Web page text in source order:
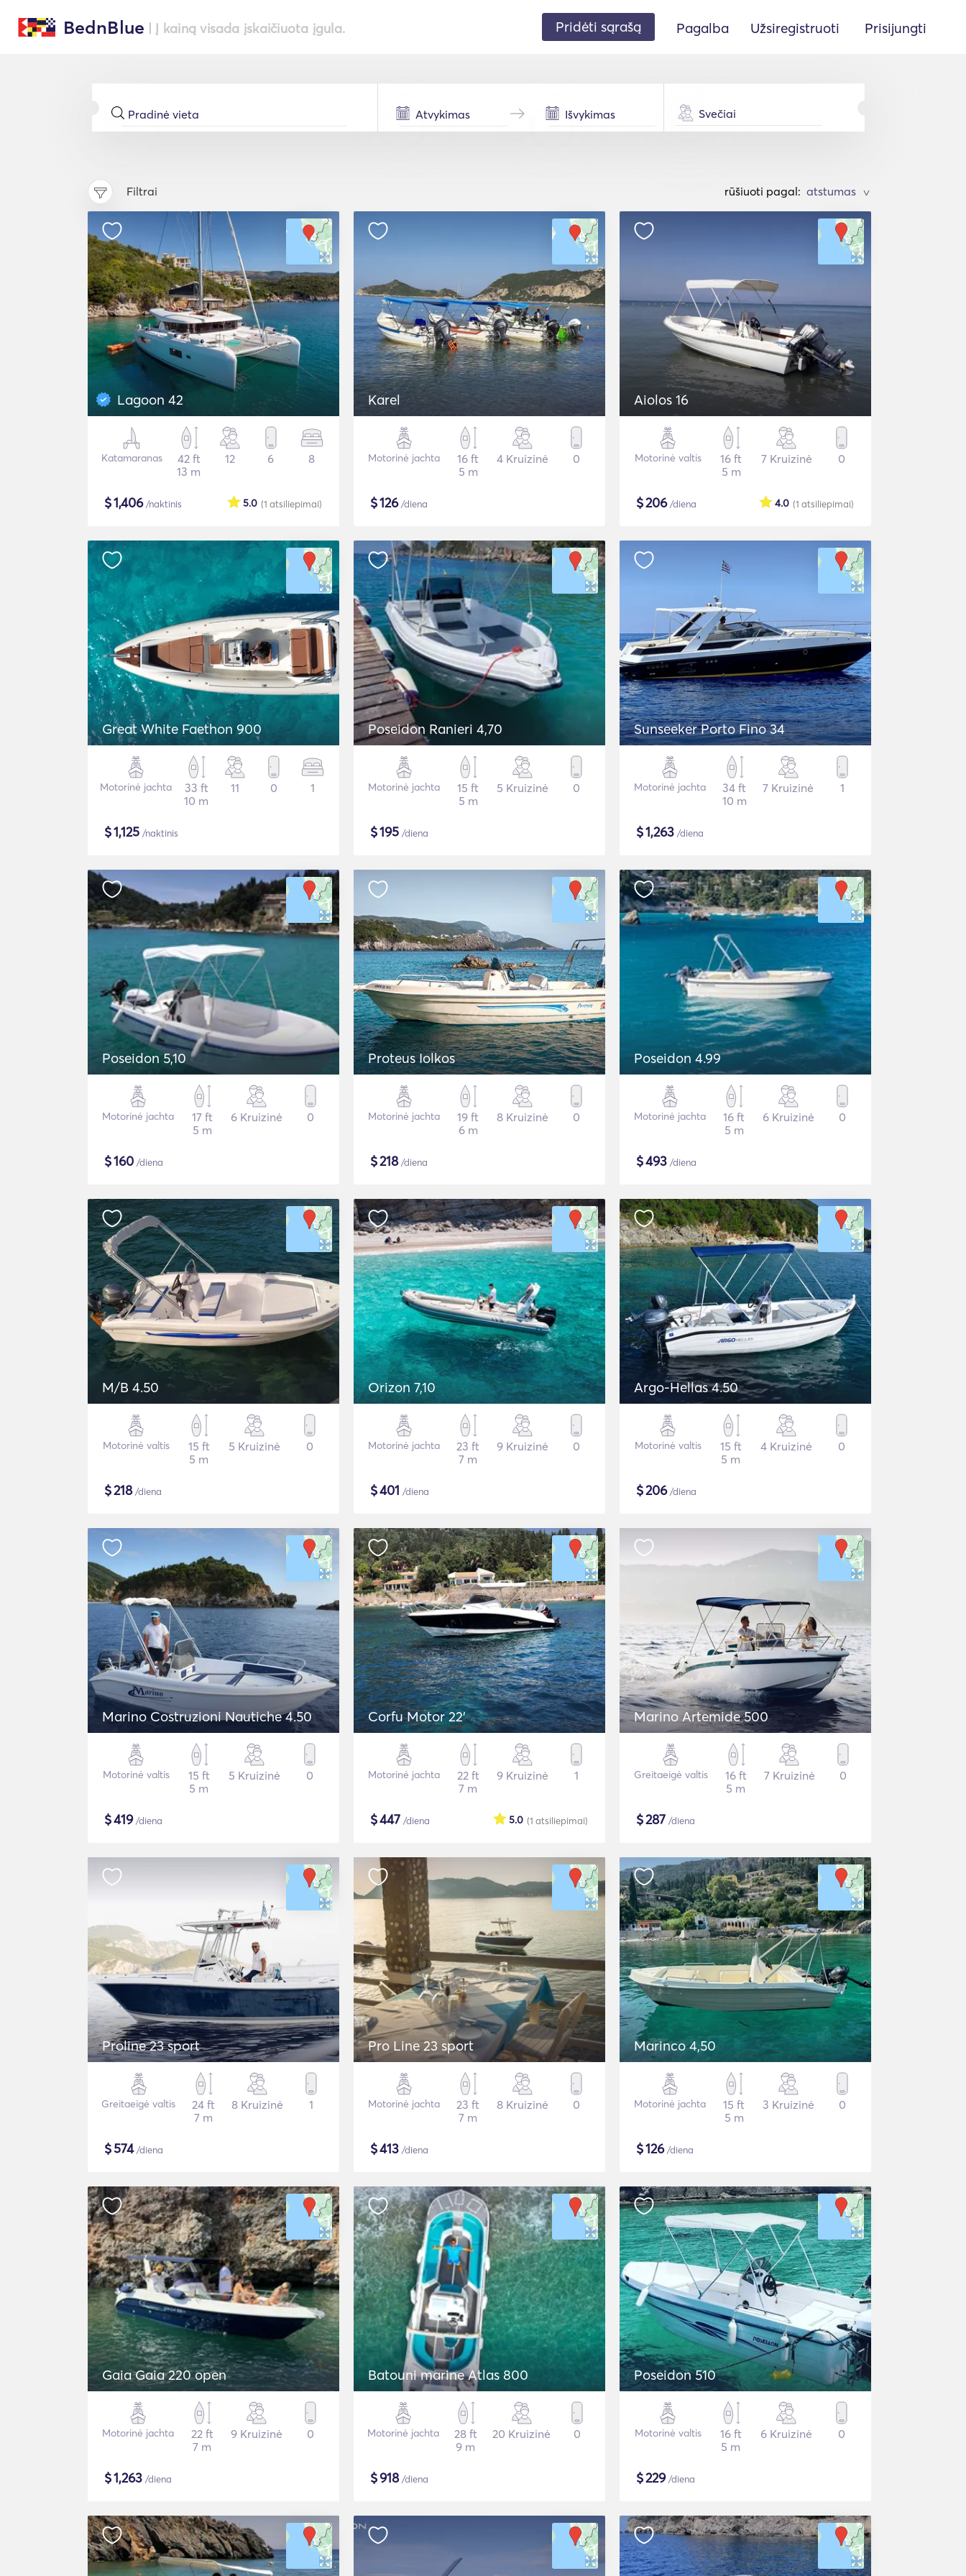
BednBlue | Į kainą visada įskaičiuota įgula. Pridėti sąrašą Pagalba Užsiregistruoti Prisijungti
Svečiai
Filtrai rūšiuoti pagal: >
Lagoon 42
Katamaranas
42 ft
13 m
12 6 8
$1,406/naktinis (1 atsiliepimai)
5.0
Karel
Motorinė jachta
16 ft
5 m
4 Kruizinė 0
$126/diena
Aiolos 16
Motorinė valtis
16 ft
5 m
7 Kruizinė 0
$206/diena (1 atsiliepimai)
4.0
Great White Faethon 900
Motorinė jachta
33 ft
10 m
11 0 1
$1,125 /naktinis
Poseidon Ranieri 4,70
Motorinė jachta
15 ft
5 m
5 Kruizinė 0
$195 /diena
Sunseeker Porto Fino 34
Motorinė jachta
34 ft
10 m
7 Kruizinė 1
$1,263 /diena
Poseidon 5,10
Motorinė jachta
17 ft
5 m
6 Kruizinė 0
$160 /diena
Proteus Iolkos
Motorinė jachta
19 ft
6 m
8 Kruizinė 0
$218/diena
Poseidon 4.99
Motorinė jachta
16 ft
5 m
6 Kruizinė 0
$493 /diena
M/B 4.50
Motorinė valtis
15 ft
5 m
5 Kruizinė 0
$218/diena
Orizon 7,10
Motorinė jachta
23 ft
7 m
9 Kruizinė 0
$401 /diena
Argo-Hellas 4.50
Motorinė valtis
15 ft
5 m
4 Kruizinė 0
$206/diena
Marino Costruzioni Nautiche 4.50
Motorinė valtis
15 ft
5 m
5 Kruizinė 0
$419/diena
Corfu Motor 22'
Motorinė jachta
22 ft
7 m
9 Kruizinė 1
$447 /diena (1 atsiliepimai)
5.0
Marino Artemide 500
Greitaeigė valtis
16 ft
5 m
7 Kruizinė 0
$287 /diena
Proline 23 sport
Greitaeigė valtis
24 ft
7 m
8 Kruizinė 1
$574/diena
Pro Line 23 sport
Motorinė jachta
23 ft
7 m
8 Kruizinė 0
$413 /diena
Marinco 4,50
Motorinė jachta
15 ft
5 m
3 Kruizinė 0
$126/diena
Gaia Gaia 220 open
Motorinė jachta
22 ft
7 m
9 Kruizinė 0
$1,263 /diena
Batouni marine Atlas 800
Motorinė jachta
28 ft
9 m
20 Kruizinė 0
$918/diena
Poseidon 510
Motorinė valtis
16 ft
5 m
6 Kruizinė 0
$229/diena